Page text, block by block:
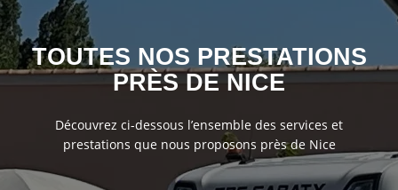
TOUTES NOS PRESTATIONS
PRÈS DE NICE
Découvrez ci-dessous l’ensemble des services et
prestations que nous proposons près de Nice